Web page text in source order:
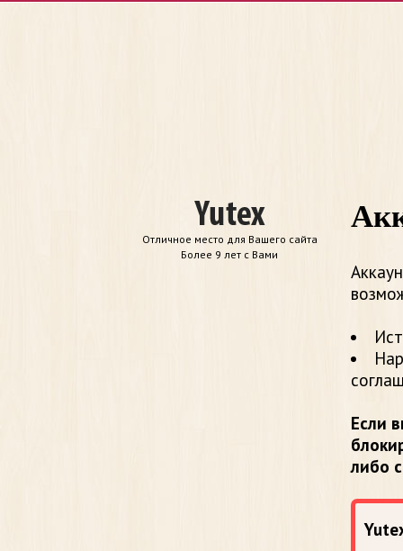
Отличное место для Вашего сайта
Более 9 лет с Вами
Если
либо